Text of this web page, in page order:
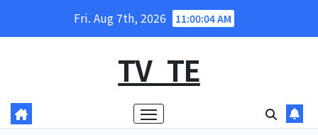
Fri. Aug 7th, 2026 11:00:05 AM
TV_TE